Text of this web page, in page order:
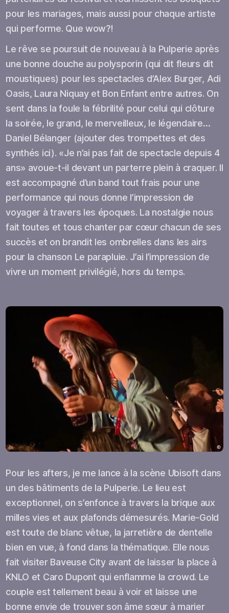
pour les mariages, mais aussi pour chaque artiste
qui performe. Que wow?!
Le rêve se poursuit de nouveau à la Pulperie après
une bonne douche au polysporin (qui dit fleurs dit
moustiques) pour les spectacles d’Alex Burger, Adi
Oasis, Laura Niquay et Bon Enfant entre autres. On
sent dans la foule la fébrilité pour celui qui clôture
la soirée, le grand, le merveilleux, le légendaire…
Daniel Bélanger (ajouter des trompettes et des
synthés ici). «Je n’ai pas fait de spectacle depuis 4
ans» avoue-t-il devant un parterre plein à craquer. Il
est accompagné d’un band tout frais pour une
performance qui nous donne l’impression de
voyager à travers les époques. La nostalgie nous
fait toutes et tous chanter par cœur chacun de ses
succès et on brandit les ombrelles dans les airs
pour la chanson Le parapluie. J’ai l’impression de
vivre un moment privilégié, hors du temps.
Pour les afters, je me lance à la scène Ubisoft dans
un des bâtiments de la Pulperie. Le lieu est
exceptionnel, on s’enfonce à travers la brique aux
milles vies et aux plafonds démesurés. Marie-Gold
est toute de blanc vêtue, la jarretière de dentelle
bien en vue, à fond dans la thématique. Elle nous
fait visiter Baveuse City avant de laisser la place à
KNLO et Caro Dupont qui enflamme la crowd. Le
couple est tellement beau à voir et laisse une
bonne envie de trouver son âme sœur à marier